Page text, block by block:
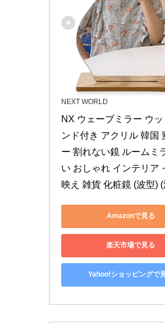
NEXT WORLD
NX ウェーブミラー ウッ
ンド付き アクリル 韓国
ー 割れない鏡 ルームミ
い おしゃれ インテリア
映え 雑貨 化粧鏡 (波型)
Amazonで見る
楽天市場で見る
Yahoo!ショッピングで